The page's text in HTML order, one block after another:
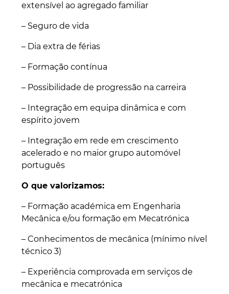
extensível ao agregado familiar
– Seguro de vida
– Dia extra de férias
– Formação contínua
– Possibilidade de progressão na carreira
– Integração em equipa dinâmica e com
espírito jovem
– Integração em rede em crescimento
acelerado e no maior grupo automóvel
português
O que valorizamos:
– Formação académica em Engenharia
Mecânica e/ou formação em Mecatrónica
– Conhecimentos de mecânica (mínimo nível
técnico 3)
– Experiência comprovada em serviços de
mecânica e mecatrónica